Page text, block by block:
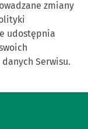
zmiany
udostępnia
Serwisu.